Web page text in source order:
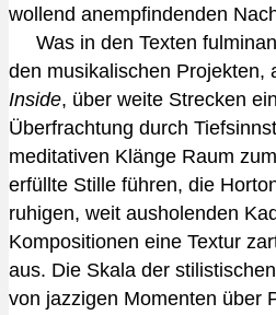
wollend anempfindenden
Was in den Texten
den musikalischen Projekten,
Inside, über weite Strecken
Überfrachtung durch
meditativen Klänge Raum
erfüllte Stille führen, die
ruhigen, weit ausholenden
Kompositionen eine Textur
aus. Die Skala der
von jazzigen Momenten über